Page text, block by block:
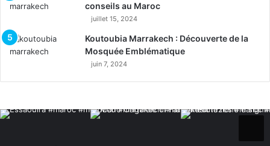
conseils au Maroc
juillet 15, 2024
Koutoubia Marrakech : Découverte de la
Mosquée Emblématique
juin 7, 2024